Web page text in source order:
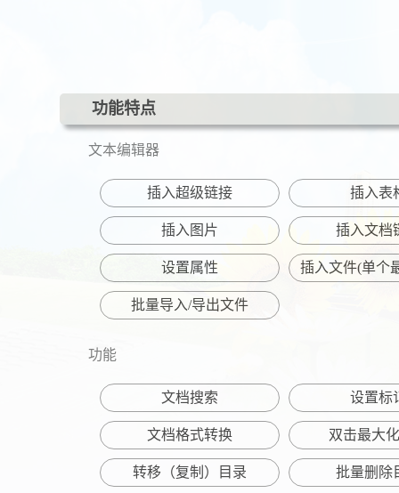
功能特点
文本编辑器
插入超级链接 插入表
插入图片 插入文档
设置属性 插入文件(单个
批量导入/导出文件
功能
文档搜索 设置标
文档格式转换 双击最大
转移（复制）目录 批量删除